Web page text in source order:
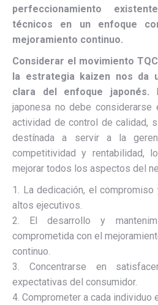
perfeccionamiento
técnicos en un enfoque
mejoramiento continuo.
Considerar el movimiento
la estrategia kaizen nos da
clara del enfoque japonés.
japonesa no debe considerarse
actividad de control de calidad,
destínada a servir a la
competitividad y rentabilidad,
mejorar todos los aspectos del
1. La dedicación, el
altos ejecutivos.
2. El desarrollo y
comprometida con el
continuo.
3. Concentrarse en
expectativas del consumidor.
4. Comprometer a cada individuo